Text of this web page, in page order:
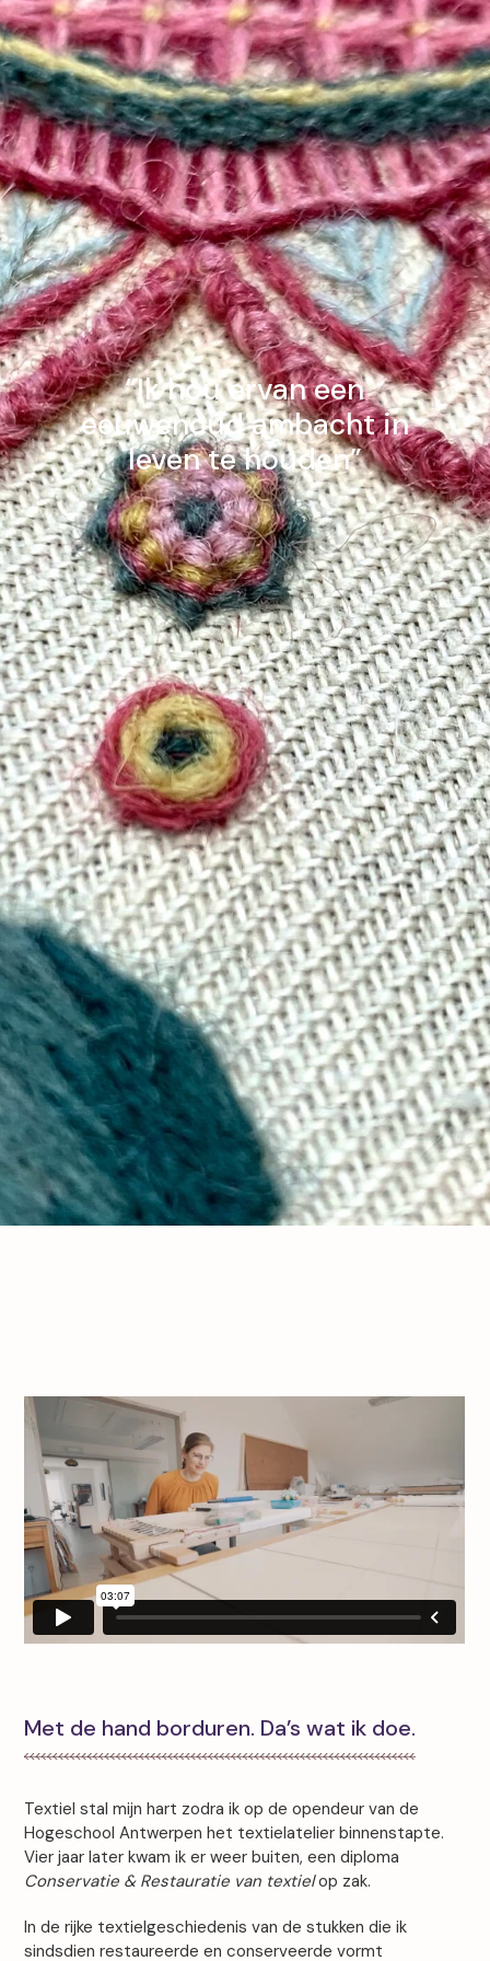
“Ik hou ervan een
eeuwenoud ambacht in
leven te houden”
Met de hand borduren. Da’s wat ik doe.
Textiel stal mijn hart zodra ik op de opendeur van de
Hogeschool Antwerpen het textielatelier binnenstapte.
Vier jaar later kwam ik er weer buiten, een diploma
Conservatie & Restauratie van textielop zak.
In de rijke textielgeschiedenis van de stukken die ik
sindsdien restaureerde en conserveerde vormt